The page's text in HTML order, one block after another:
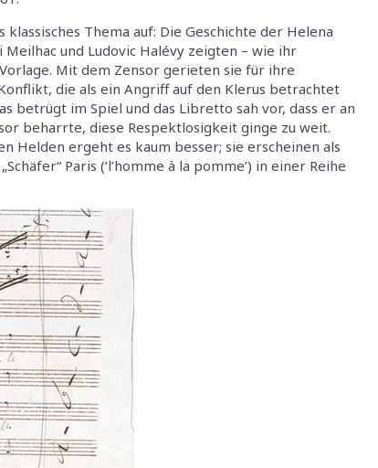
Thema auf: Die Geschichte der Helena
und Ludovic Halévy zeigten – wie ihr
Mit dem Zensor gerieten sie für ihre
die als ein Angriff auf den Klerus betrachtet
betrügt im Spiel und das Libretto sah vor, dass er an
beharrte, diese Respektlosigkeit ginge zu weit.
Helden ergeht es kaum besser; sie erscheinen als
Paris (‘l’homme à la pomme’) in einer Reihe